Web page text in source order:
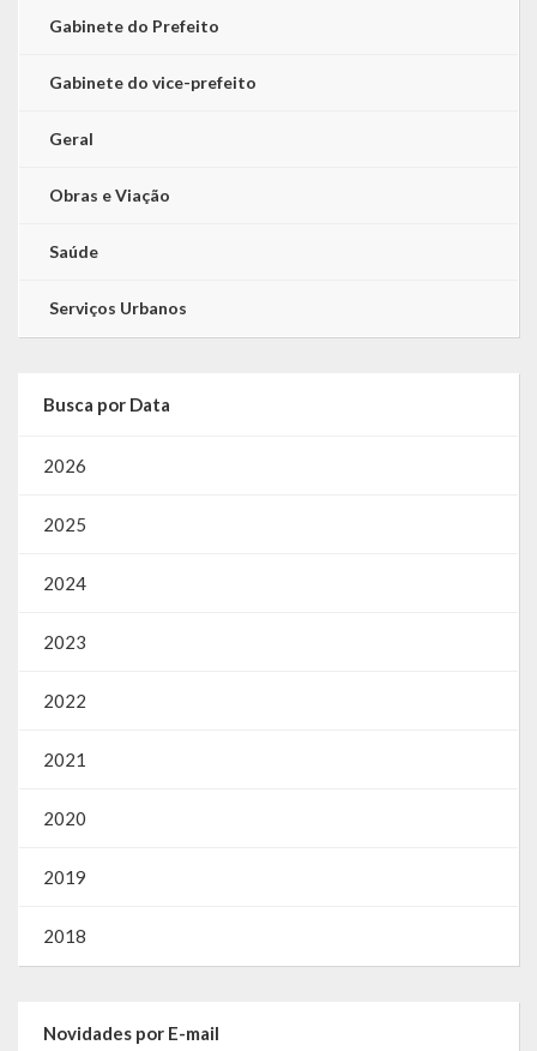
Gabinete do Prefeito
Gabinete do vice-prefeito
Geral
Obras e Viação
Saúde
Serviços Urbanos
Busca por Data
2026
2025
2024
2023
2022
2021
2020
2019
2018
Novidades por E-mail